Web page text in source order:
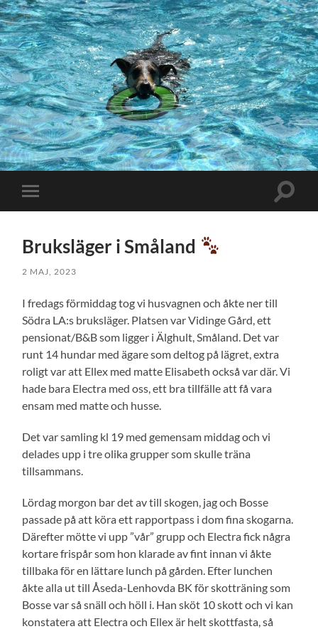
Slå
på/av
Slå
Bruksläger i Småland
2 MAJ, 2023
I fredags förmiddag tog vi husvagnen och åkte ner till
Södra LA:s bruksläger. Platsen var Vidinge Gård, ett
pensionat/B&B som ligger i Älghult, Småland. Det var
runt 14 hundar med ägare som deltog på lägret, extra
roligt var att Ellex med matte Elisabeth också var där. Vi
hade bara Electra med oss, ett bra tillfälle att få vara
ensam med matte och husse.
Det var samling kl 19 med gemensam middag och vi
delades upp i tre olika grupper som skulle träna
tillsammans.
Lördag morgon bar det av till skogen, jag och Bosse
passade på att köra ett rapportpass i dom fina skogarna.
Därefter mötte vi upp ”vår” grupp och Electra fick några
kortare frispår som hon klarade av fint innan vi åkte
tillbaka för en lättare lunch på gården. Efter lunchen
åkte alla ut till Åseda-Lenhovda BK för skotträning som
Bosse var så snäll och höll i. Han sköt 10 skott och vi kan
konstatera att Electra och Ellex är helt skottfasta, så